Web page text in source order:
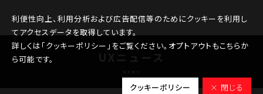
利便性向上、利用分析および広告配信等のためにクッキーを利用し
てアクセスデータを取得しています。
詳しくは「クッキーポリシー」をご覧ください。オプトアウトもこちらか
ら可能です。
クッキーポリシー × 閉じる